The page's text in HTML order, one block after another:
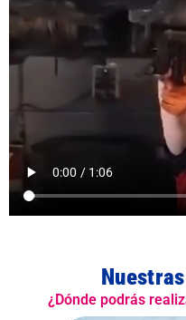
¿Dónde podrás